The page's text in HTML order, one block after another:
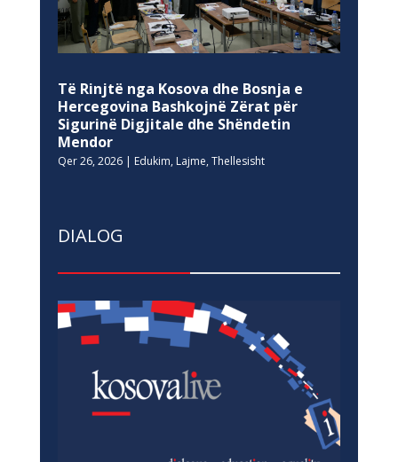
Të Rinjtë nga Kosova dhe Bosnja e
Hercegovina Bashkojnë Zërat për
Sigurinë Digjitale dhe Shëndetin
Mendor
Qer 26, 2026| Edukim, Lajme, Thellesisht
DIALOG